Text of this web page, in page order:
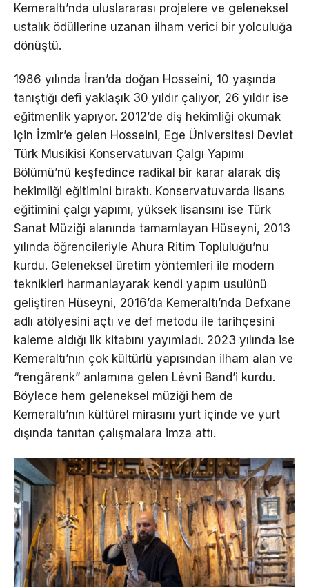
Kemeraltı’nda uluslararası projelere ve geleneksel
ustalık ödüllerine uzanan ilham verici bir yolculuğa
dönüştü.
1986 yılında İran’da doğan Hosseini, 10 yaşında
tanıştığı defi yaklaşık 30 yıldır çalıyor, 26 yıldır ise
eğitmenlik yapıyor. 2012’de diş hekimliği okumak
için İzmir’e gelen Hosseini, Ege Üniversitesi Devlet
Türk Musikisi Konservatuvarı Çalgı Yapımı
Bölümü’nü keşfedince radikal bir karar alarak diş
hekimliği eğitimini bıraktı. Konservatuvarda lisans
eğitimini çalgı yapımı, yüksek lisansını ise Türk
Sanat Müziği alanında tamamlayan Hüseyni, 2013
yılında öğrencileriyle Ahura Ritim Topluluğu’nu
kurdu. Geleneksel üretim yöntemleri ile modern
teknikleri harmanlayarak kendi yapım usulünü
geliştiren Hüseyni, 2016’da Kemeraltı’nda Defxane
adlı atölyesini açtı ve def metodu ile tarihçesini
kaleme aldığı ilk kitabını yayımladı. 2023 yılında ise
Kemeraltı’nın çok kültürlü yapısından ilham alan ve
“rengârenk” anlamına gelen Lévni Band’i kurdu.
Böylece hem geleneksel müziği hem de
Kemeraltı’nın kültürel mirasını yurt içinde ve yurt
dışında tanıtan çalışmalara imza attı.